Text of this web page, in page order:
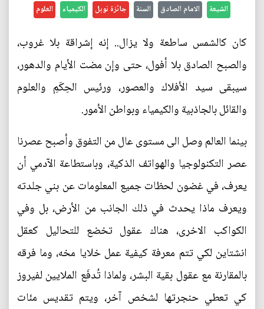
الشيعة الامام الصادق السنة جائزة نوبل الكيمياء العلوم
كان كالشمس ساطعة ولا يزال.. إنه إشراقة بلا غروب،
والصبح الصادق بلا أفول، حتى وإن مضت الأيام والدهور،
سيبقى سيد الأفلاك والعصور، ورئيس الحِكَمِ والعلوم
والقائل بالجاذبية والكيمياء وبواطن الأمور.
بينما العالم وصل الى مستوى عال من التفوق وأصبح عصرنا
عصر التكنولوجيا والهواتف الذكية، وباستطاعة الآدمي أن
يعرف، في غضون لحظات جميع المعلومات عن بني جلدته
ويعرف ماذا يحدث في ذلك الجانب من الأرض، بل وفي
الكواكب الاخرى، هناك عقول تخضع للتحاليل كعقل
انشتاين لكي تتم معرفة كيفية عمل خلايا مخه، وما فرقه
بالمقارنة مع عقول بقية البشر، ولماذا تُدفَع الملايين لفيروز
كي تعطي حنجرتها لشخص آخر، ويتم تقديس مئات